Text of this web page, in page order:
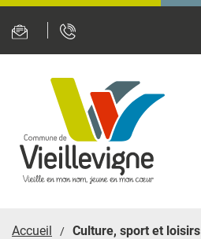
Accueil Culture, sport et loisirs
Panneau de gestion des cookies